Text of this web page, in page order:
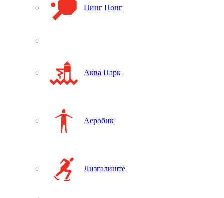
Пинг Понг
Аква Парк
Аеробик
Лизгалиште